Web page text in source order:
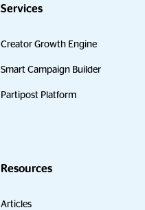
Services
Creator Growth Engine
Smart Campaign Builder
Partipost Platform
Resources
Articles